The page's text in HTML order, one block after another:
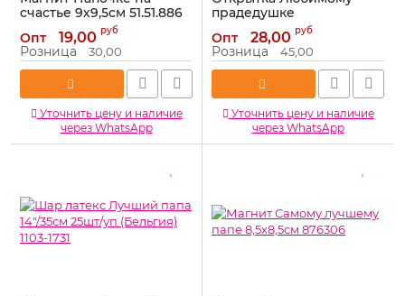
счастье 9х9,5см 51.51.886
Артикул: 51.51.886
Опт 19,00 руб
Розница 30,00
Уточнить цену и наличие
через WhatsApp
прадедушке
Изумрудный интерьер
12х18см 038.666
Артикул: 038.666
Опт 28,00 руб
Розница 45,00
Уточнить цену и наличие
через WhatsApp